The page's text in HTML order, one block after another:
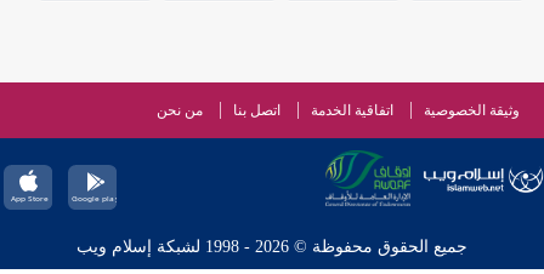
وثيقة الخصوصية اتفاقية الخدمة اتصل بنا من نحن
جميع الحقوق محفوظة © 2026 - 1998 لشبكة إسلام ويب